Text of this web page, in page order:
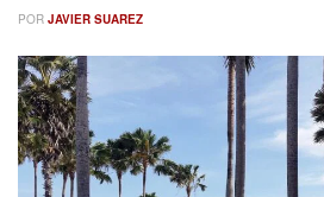
POR JAVIER SUAREZ